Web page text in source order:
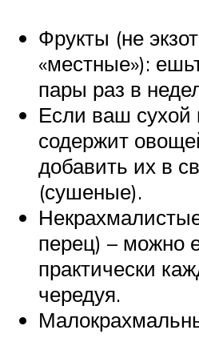
Фрукты (не
«местные»):
пары раз в
Если ваш сухой
содержит
добавить их в
(сушеные).
перец) – можно
практически
чередуя.